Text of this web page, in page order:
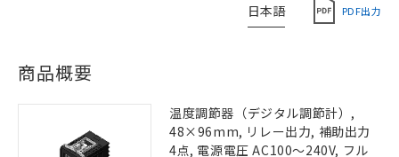
日本語 PDF出力
商品概要
温度調節器（デジタル調節計）,
48×96mm, リレー出力, 補助出力
4点, 電源電圧 AC100～240V, フル